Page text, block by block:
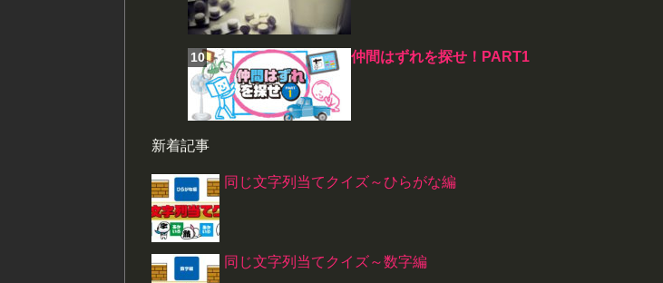
仲間はずれを探せ！PART1
新着記事
同じ文字列当てクイズ～ひらがな編
同じ文字列当てクイズ～数字編